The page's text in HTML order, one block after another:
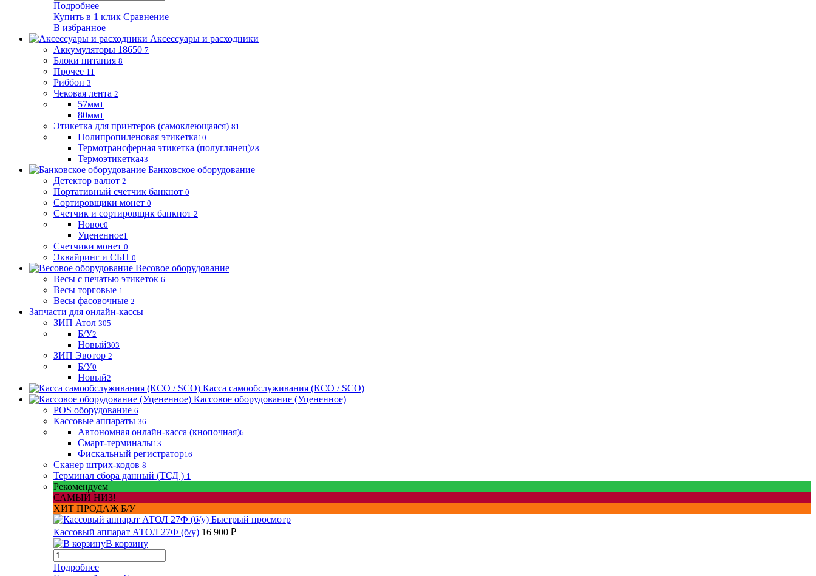
Подробнее
Купить в 1 клик Сравнение
В избранное
Аксессуары и расходники
Аккумуляторы 18650 7
Блоки питания 8
Прочее 11
Риббон 3
Чековая лента 2
57мм1
80мм1
Этикетка для принтеров (самоклеющаяся) 81
Полипропиленовая этикетка10
Термотрансферная этикетка (полуглянец)28
Термоэтикетка43
Банковское оборудование
Детектор валют 2
Портативный счетчик банкнот 0
Сортировщики монет 0
Счетчик и сортировщик банкнот 2
Новое0
Уцененное1
Счетчики монет 0
Эквайринг и СБП 0
Весовое оборудование
Весы с печатью этикеток 6
Весы торговые 1
Весы фасовочные 2
Запчасти для онлайн-кассы
ЗИП Атол 305
Б/У2
Новый303
ЗИП Эвотор 2
Б/У0
Новый2
Касса самообслуживания (КСО / SCO)
Кассовое оборудование (Уцененное)
POS оборудование 6
Кассовые аппараты 36
Автономная онлайн-касса (кнопочная)6
Смарт-терминалы13
Фискальный регистратор16
Сканер штрих-кодов 8
Терминал сбора данный (ТСД ) 1
Рекомендуем
САМЫЙ НИЗ!
ХИТ ПРОДАЖ Б/У
Быстрый просмотр
Кассовый аппарат АТОЛ 27Ф (б/у) 16 900 ₽
В корзину
Подробнее